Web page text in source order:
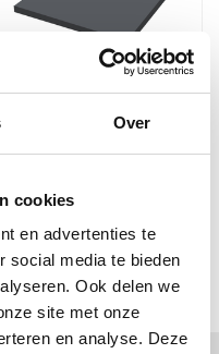
Over
cookies
en advertenties te
social media te bieden
Ook delen we
site met onze
en analyse. Deze
HPL proefstuk -
RAL7016
bezorgd
9,0/10na2662 beoordelingen